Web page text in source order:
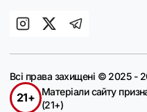
Всі права захищені © 2025
21+
Матеріали сайту
(21+)